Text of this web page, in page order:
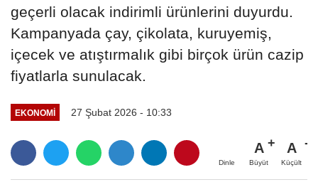
geçerli olacak indirimli ürünlerini duyurdu.
Kampanyada çay, çikolata, kuruyemiş,
içecek ve atıştırmalık gibi birçok ürün cazip
fiyatlarla sunulacak.
EKONOMI 27 Şubat 2026 - 10:33
Dinle
A
Büyüt
A
Küçült